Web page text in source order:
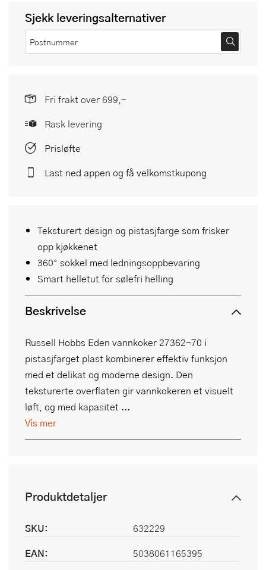
Teksturert design og pistasjfarge som frisker
opp kjøkkenet
360° sokkel med ledningsoppbevaring
Smart helletut for sølefri helling
Beskrivelse
Russell Hobbs Eden vannkoker 27362-70 i
pistasjfarget plast kombinerer effektiv funksjon
med et delikat og moderne design. Den
teksturerte overflaten gir vannkokeren et visuelt
løft, og med kapasitet ...
Vis mer
Sjekk leveringsalternativer
Fri frakt over 699,-
Rask levering
Prisløfte
Last ned appen og få velkomstkupong
Produktdetaljer
SKU:
632229
EAN:
5038061165395